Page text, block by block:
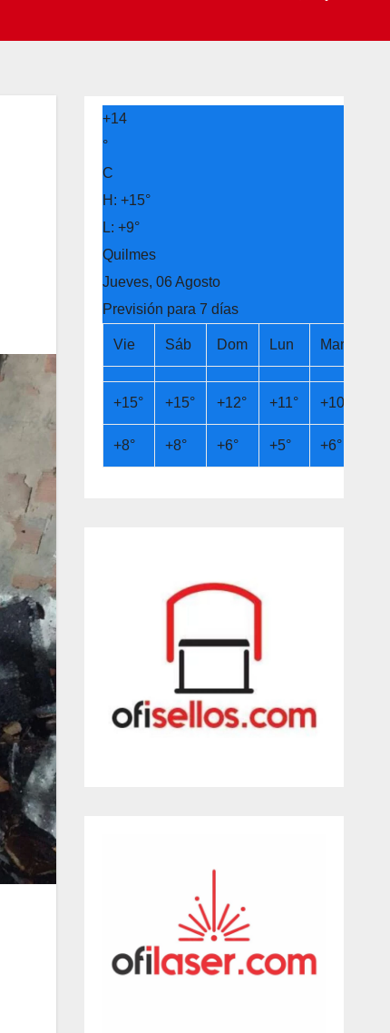
+14
°
C
H: +15°
L: +9°
Quilmes
Jueves, 06 Agosto
Previsión para 7 días
Vie Sáb Dom Lun Mar
+15° +15° +12° +11° +10°
+8° +8° +6° +5° +6°